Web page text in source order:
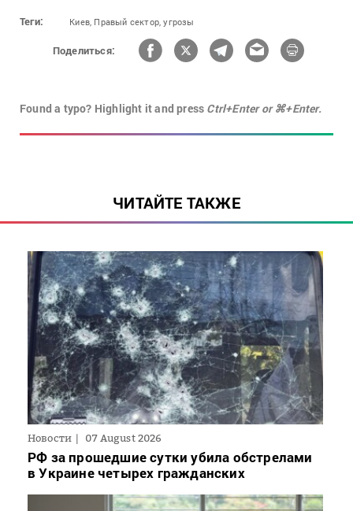
Теги: Киев, Правый сектор, угрозы
Поделиться:
Found a typo? Highlight it and press Ctrl+Enter or ⌘+Enter.
ЧИТАЙТЕ ТАКЖЕ
Новости 07 August 2026
РФ за прошедшие сутки убила обстрелами
в Украине четырех гражданских